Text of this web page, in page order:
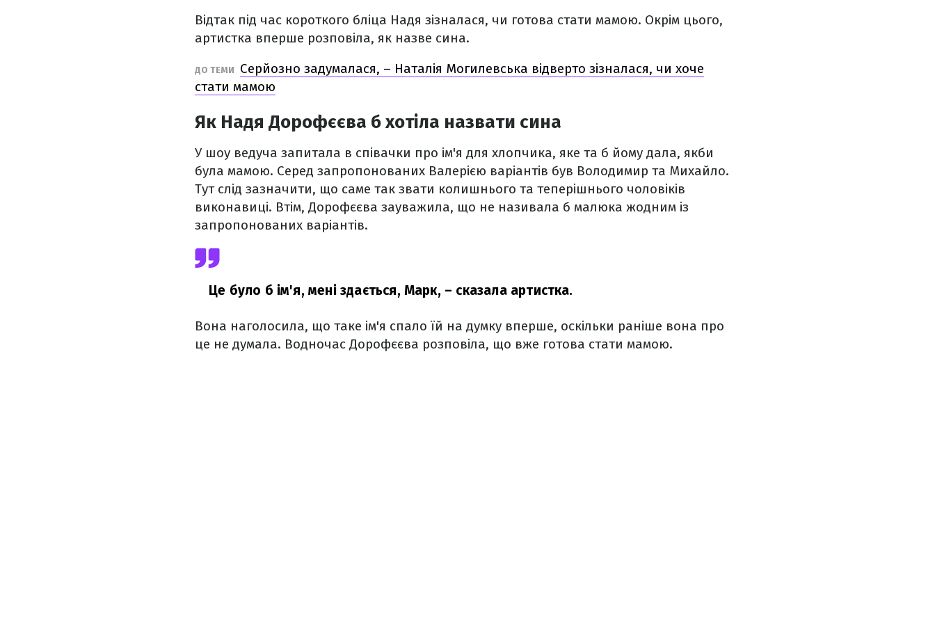
Відтак під час короткого бліца Надя зізналася, чи готова стати мамою. Окрім цього,
артистка вперше розповіла, як назве сина.
ДО ТЕМИ
Серйозно задумалася, – Наталія Могилевська відверто зізналася, чи хоче
стати мамою
Як Надя Дорофєєва б хотіла назвати сина
У шоу ведуча запитала в співачки про ім'я для хлопчика, яке та б йому дала, якби
була мамою. Серед запропонованих Валерією варіантів був Володимир та Михайло.
Тут слід зазначити, що саме так звати колишнього та теперішнього чоловіків
виконавиці. Втім, Дорофєєва зауважила, що не називала б малюка жодним із
запропонованих варіантів.
Це було б ім'я, мені здається, Марк, – сказала артистка.
Вона наголосила, що таке ім'я спало їй на думку вперше, оскільки раніше вона про
це не думала. Водночас Дорофєєва розповіла, що вже готова стати мамою.